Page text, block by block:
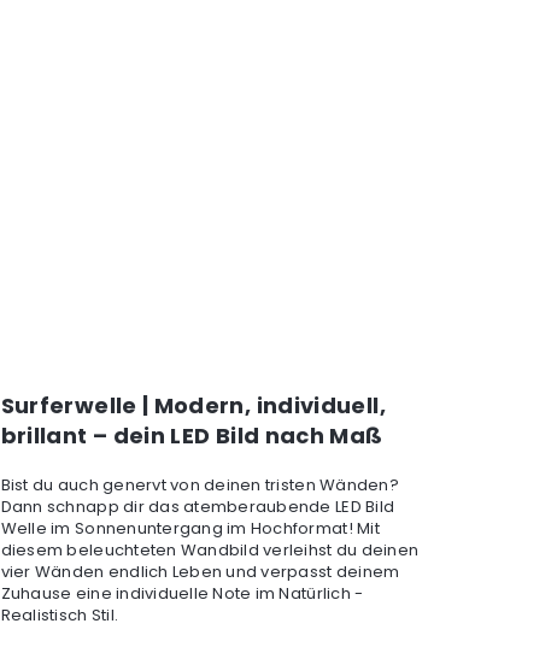
Surferwelle | Modern, individuell,
brillant – dein LED Bild nach Maß
Bist du auch genervt von deinen tristen Wänden?
Dann schnapp dir das atemberaubende LED Bild
Welle im Sonnenuntergang im Hochformat! Mit
diesem beleuchteten Wandbild verleihst du deinen
vier Wänden endlich Leben und verpasst deinem
Zuhause eine individuelle Note im Natürlich -
Realistisch Stil.